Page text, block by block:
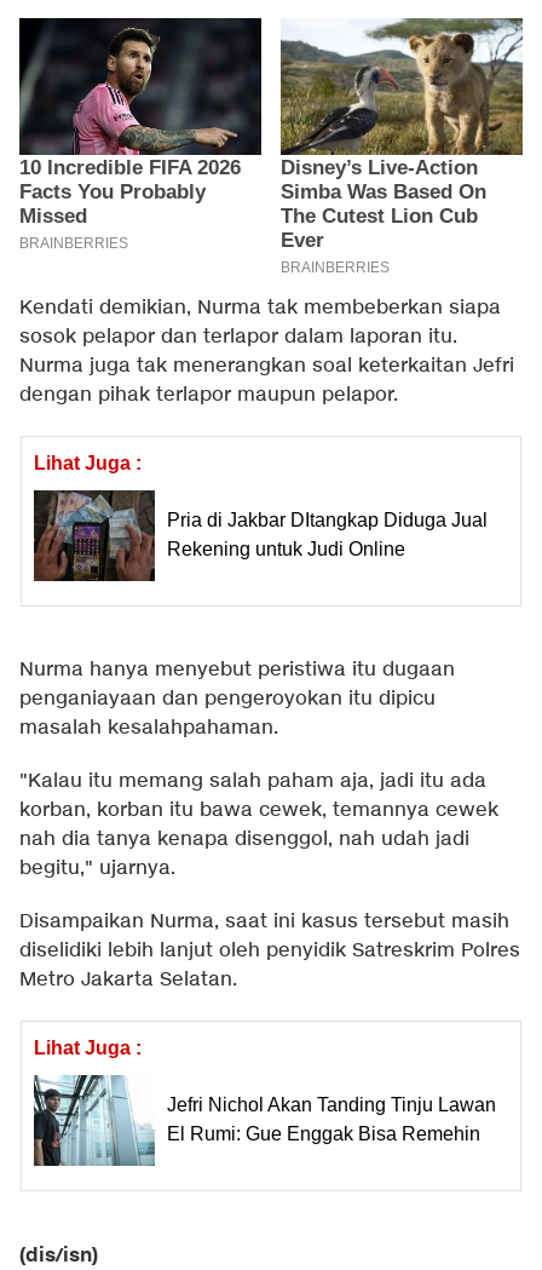
Kendati demikian, Nurma tak membeberkan siapa
sosok pelapor dan terlapor dalam laporan itu.
Nurma juga tak menerangkan soal keterkaitan Jefri
dengan pihak terlapor maupun pelapor.
Lihat Juga :
Pria di Jakbar DItangkap Diduga Jual
Rekening untuk Judi Online
Nurma hanya menyebut peristiwa itu dugaan
penganiayaan dan pengeroyokan itu dipicu
masalah kesalahpahaman.
"Kalau itu memang salah paham aja, jadi itu ada
korban, korban itu bawa cewek, temannya cewek
nah dia tanya kenapa disenggol, nah udah jadi
begitu," ujarnya.
Disampaikan Nurma, saat ini kasus tersebut masih
diselidiki lebih lanjut oleh penyidik Satreskrim Polres
Metro Jakarta Selatan.
Lihat Juga :
Jefri Nichol Akan Tanding Tinju Lawan
El Rumi: Gue Enggak Bisa Remehin
(dis/isn)